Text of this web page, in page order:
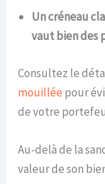
Un créneau
vaut bien des
Consultez le
mouillée pour
de votre
Au-delà de la
valeur de son